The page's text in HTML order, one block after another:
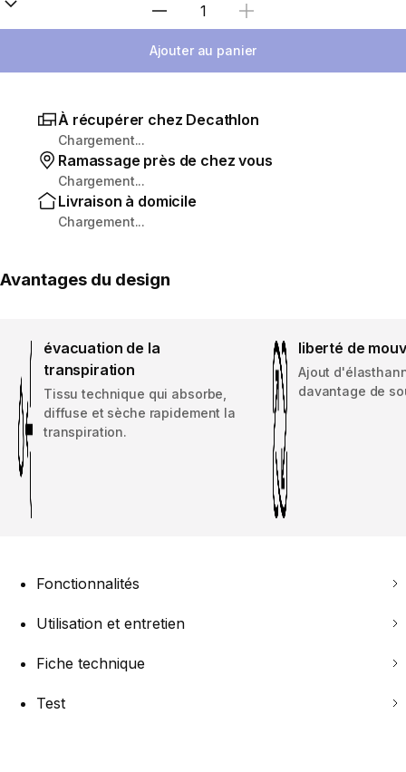
Sélectionnez la quantité
Ajouter au panier
À récupérer chez Decathlon
Chargement...
Ramassage près de chez vous
Chargement...
Livraison à domicile
Chargement...
Avantages du design
évacuation de la
transpiration
Tissu technique qui absorbe,
diffuse et sèche rapidement la
transpiration.
liberté de
Ajout
davantage de
Fonctionnalités
Utilisation et entretien
Fiche technique
Test